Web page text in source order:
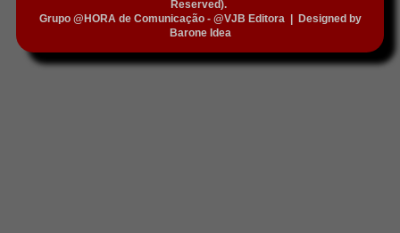
Reserved).
Grupo @HORA de Comunicação - @VJB Editora|
Designed by
Barone Idea